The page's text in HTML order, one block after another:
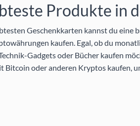
Produkte in
Geschenkkarten kannst du eine
kaufen. Egal, ob du
Gadgets oder Bücher kaufen
Bitcoin oder anderen Kryptos kaufen,